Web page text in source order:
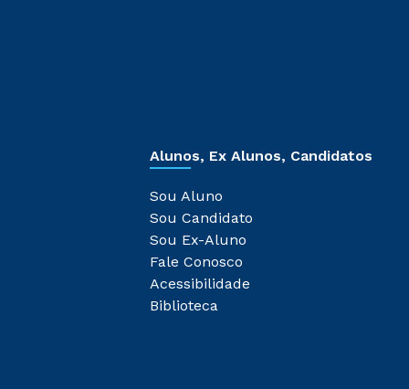
Alunos, Ex Alunos, Candidatos
Sou Aluno
Sou Candidato
Sou Ex-Aluno
Fale Conosco
Acessibilidade
Biblioteca